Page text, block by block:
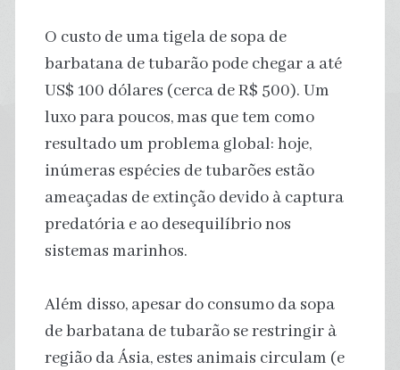
O custo de uma tigela de sopa de
barbatana de tubarão pode chegar a até
US$ 100 dólares (cerca de R$ 500). Um
luxo para poucos, mas que tem como
resultado um problema global: hoje,
inúmeras espécies de tubarões estão
ameaçadas de extinção devido à captura
predatória e ao desequilíbrio nos
sistemas marinhos.
Além disso, apesar do consumo da sopa
de barbatana de tubarão se restringir à
região da Ásia, estes animais circulam (e